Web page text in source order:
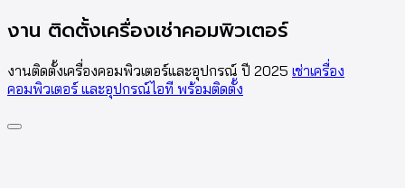
งาน ติดตั้งเครื่องเช่าคอมพิวเตอร์
งานติดตั้งเครื่องคอมพิวเตอร์และอุปกรณ์ ปี 2025 เช่าเครื่อง
คอมพิวเตอร์ และอุปกรณ์ไอที พร้อมติดตั้ง